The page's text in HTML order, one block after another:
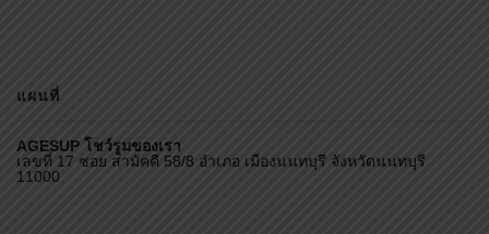
แผนที่
AGESUP โชว์รูมของเรา
เลขที่ 17 ซอย สามัคคี 58/8 อำเภอ เมืองนนทบุรี จังหวัดนนทบุรี
11000